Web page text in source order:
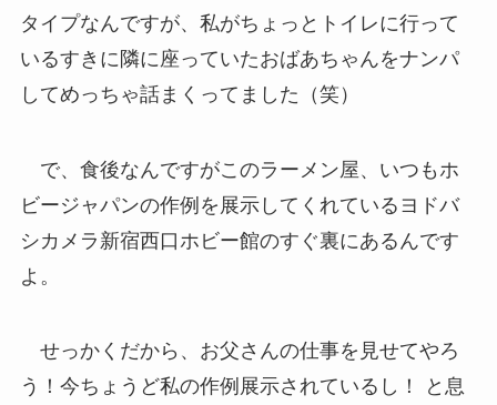
タイプなんですが、私がちょっとトイレに行って
いるすきに隣に座っていたおばあちゃんをナンパ
してめっちゃ話まくってました（笑）
で、食後なんですがこのラーメン屋、いつもホ
ビージャパンの作例を展示してくれているヨドバ
シカメラ新宿西口ホビー館のすぐ裏にあるんです
よ。
せっかくだから、お父さんの仕事を見せてやろ
う！今ちょうど私の作例展示されているし！ と息